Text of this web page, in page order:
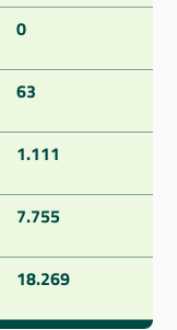
0
63
1.111
7.755
18.269